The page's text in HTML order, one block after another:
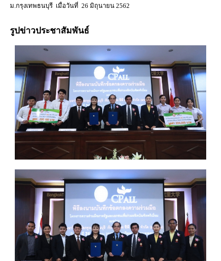
ม.กรุงเทพธนบุรี เมื่อวันที่ 26 มิถุนายน 2562
รูปข่าวประชาสัมพันธ์